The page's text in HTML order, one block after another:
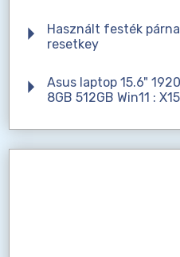
Használt festék
resetkey
Asus laptop 15.6"
8GB 512GB Win11 :